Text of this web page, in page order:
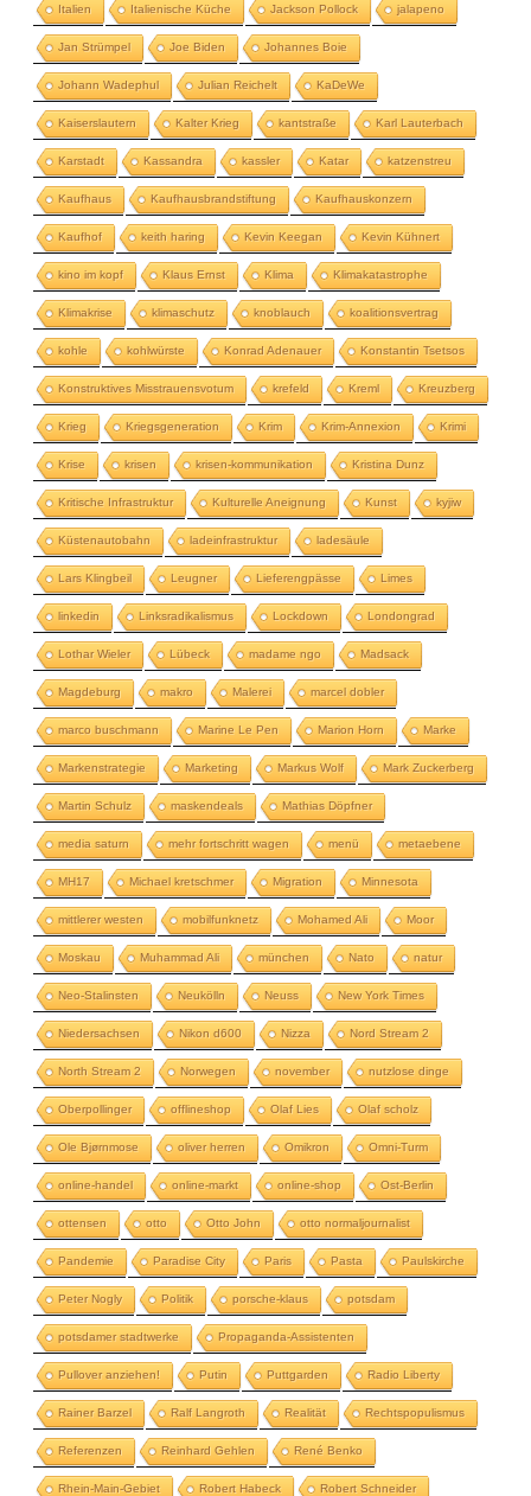
Italien Italienische Küche Jackson Pollock jalapeno
Jan Strümpel Joe Biden Johannes Boie
Johann Wadephul Julian Reichelt KaDeWe
Kaiserslautern Kalter Krieg kantstraße Karl Lauterbach
Karstadt Kassandra kassler Katar katzenstreu
Kaufhaus Kaufhausbrandstiftung Kaufhauskonzern
Kaufhof keith haring Kevin Keegan Kevin Kühnert
kino im kopf Klaus Ernst Klima Klimakatastrophe
Klimakrise klimaschutz knoblauch koalitionsvertrag
kohle kohlwürste Konrad Adenauer Konstantin Tsetsos
Konstruktives Misstrauensvotum krefeld Kreml Kreuzberg
Krieg Kriegsgeneration Krim Krim-Annexion Krimi
Krise krisen krisen-kommunikation Kristina Dunz
Kritische Infrastruktur Kulturelle Aneignung Kunst kyjiw
Küstenautobahn ladeinfrastruktur ladesäule
Lars Klingbeil Leugner Lieferengpässe Limes
linkedin Linksradikalismus Lockdown Londongrad
Lothar Wieler Lübeck madame ngo Madsack
Magdeburg makro Malerei marcel dobler
marco buschmann Marine Le Pen Marion Horn Marke
Markenstrategie Marketing Markus Wolf Mark Zuckerberg
Martin Schulz maskendeals Mathias Döpfner
media saturn mehr fortschritt wagen menü metaebene
MH17 Michael kretschmer Migration Minnesota
mittlerer westen mobilfunknetz Mohamed Ali Moor
Moskau Muhammad Ali münchen Nato natur
Neo-Stalinsten Neukölln Neuss New York Times
Niedersachsen Nikon d600 Nizza Nord Stream 2
North Stream 2 Norwegen november nutzlose dinge
Oberpollinger offlineshop Olaf Lies Olaf scholz
Ole Bjørnmose oliver herren Omikron Omni-Turm
online-handel online-markt online-shop Ost-Berlin
ottensen otto Otto John otto normaljournalist
Pandemie Paradise City Paris Pasta Paulskirche
Peter Nogly Politik porsche-klaus potsdam
potsdamer stadtwerke Propaganda-Assistenten
Pullover anziehen! Putin Puttgarden Radio Liberty
Rainer Barzel Ralf Langroth Realität Rechtspopulismus
Referenzen Reinhard Gehlen René Benko
Rhein-Main-Gebiet Robert Habeck Robert Schneider